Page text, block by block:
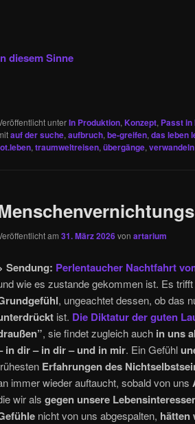
diesem Sinne
unterIn Produktion, Konzept, Passt
auf der suche, aufbruch, be-greifen, das leben
, traumweltreisen, übergänge, verwandeln
am 31. März 2026von artarium
Sendung: Perlentaucher Nachtfahrt
wie es zustande gekommen ist. Es trifft
, ungeachtet dessen, ob das
ist. Die Diktatur der guten
, sie findet zugleich auch in uns
in dir – in dir – und in mir. Ein Gefühl
Erfahrungen des
immer wieder auftaucht, sobald von uns
wir als gegen unsere
nicht von uns abgespalten, hätten